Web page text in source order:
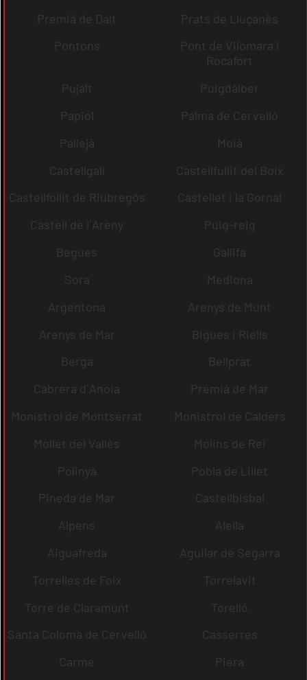
Premià de Dalt
Prats de Lluçanès
Pontons
Pont de Vilomara i
Rocafort
Pujalt
Puigdàlber
Papiol
Palma de Cervelló
Pallejà
Moià
Castellgalí
Castellfullit del Boix
Castellfollit de Riubregós
Castellet i la Gornal
Castell de l´Areny
Puig-reig
Begues
Gallifa
Sora
Mediona
Argentona
Arenys de Munt
Arenys de Mar
Bigues i Riells
Berga
Bellprat
Cabrera d´Anoia
Premià de Mar
Monistrol de Montserrat
Monistrol de Calders
Mollet del Vallès
Molins de Rei
Polinyà
Pobla de Lillet
Pineda de Mar
Castellbisbal
Alpens
Alella
Aiguafreda
Aguilar de Segarra
Torrelles de Foix
Torrelavit
Torre de Claramunt
Torelló
Santa Coloma de Cervelló
Casserres
Carme
Piera